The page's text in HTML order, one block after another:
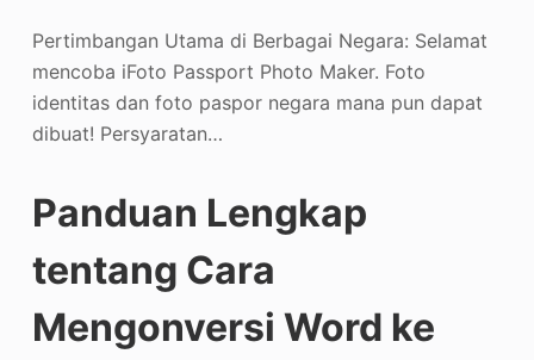
Hak Cipta Gambar
Pertimbangan Utama di Berbagai Negara: Selamat
mencoba iFoto Passport Photo Maker. Foto
identitas dan foto paspor negara mana pun dapat
dibuat! Persyaratan…
Panduan Lengkap
tentang Cara
Mengonversi Word ke